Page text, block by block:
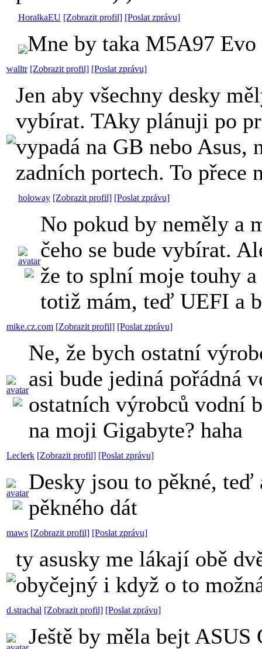
HoralkaEU [Zobrazit profil] [Poslat zprávu]
Mne by taka M5A97 Evo
walltr [Zobrazit profil] [Poslat zprávu]
Jen aby všechny desky
vybírat. TAky plánuji po
vypadá na GB nebo Asus,
zadních portech. To přece
holoway [Zobrazit profil] [Poslat zprávu]
No pokud by neměly a
čeho se bude vybírat.
že to splní moje touhy
totiž mám, teď UEFI a
mike.cz.com [Zobrazit profil] [Poslat zprávu]
Ne, že bych ostatní
asi bude jediná pořádná
ostatních výrobců vodní
na moji Gigabyte? haha
Leclerk [Zobrazit profil] [Poslat zprávu]
Desky jsou to pěkné,
pěkného dát
maws [Zobrazit profil] [Poslat zprávu]
ty asusky me lákají obě
obyčejný i když o to
d.strachal [Zobrazit profil] [Poslat zprávu]
Ještě by měla bejt